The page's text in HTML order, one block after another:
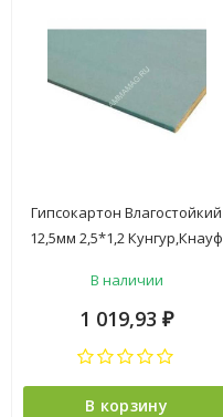
Гипсокартон Влагостойкий
12,5мм 2,5*1,2 Кунгур,Кнауф
В наличии
1 019,93 ₽
В корзину